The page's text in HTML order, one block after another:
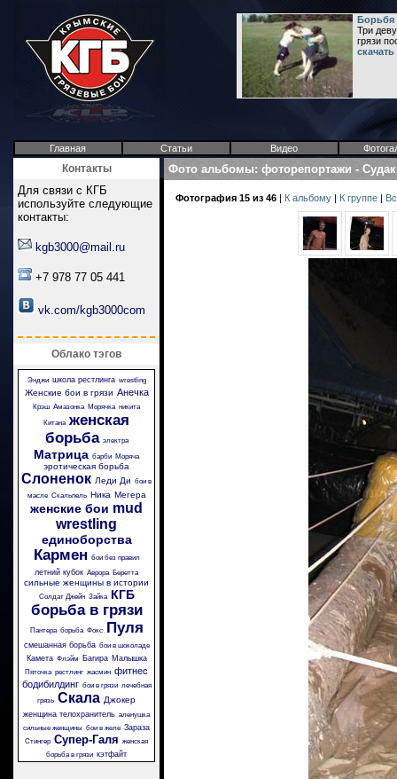
Борьбя
Три
грязи
Главная Статьи Видео
Контакты
Для связи с КГБ
используйте следующие
контакты:
kgb3000@mail.ru
+7 978 77 05 441
vk.com/kgb3000com
Облако тэгов
Энджи школа рестлинга wrestling
Женские бои в грязи Анечка
Крэш Амазонка Морячка никита
Китана женская
борьба электра
Матрица барби Моряча
эротическая борьба
Слоненок Леди Ди бои в
масле Скальпель Ника Мегера
женские бои mud
wrestling
единоборства
Кармен бои без правил
летний кубок Аврора Беретта
сильные женщины в истории
Солдат Джейн Зайка КГБ
борьба в грязи
Пантера борьба Фокс Пуля
смешанная борьба бои в шоколаде
Камета Флэйм Багира Малышка
Пяточка рестлинг жасмин фитнес
бодибилдинг бои в грязи лечебная
грязь Скала Джокер
женщина телохранитель аленушка
сильные женщины бои в желе Зараза
Стингер Супер-Галя женская
борьба в грязи кэтфайт
Фото альбомы: фоторепортажи -
Фотография 15 из 46 | К альбому | К группе |